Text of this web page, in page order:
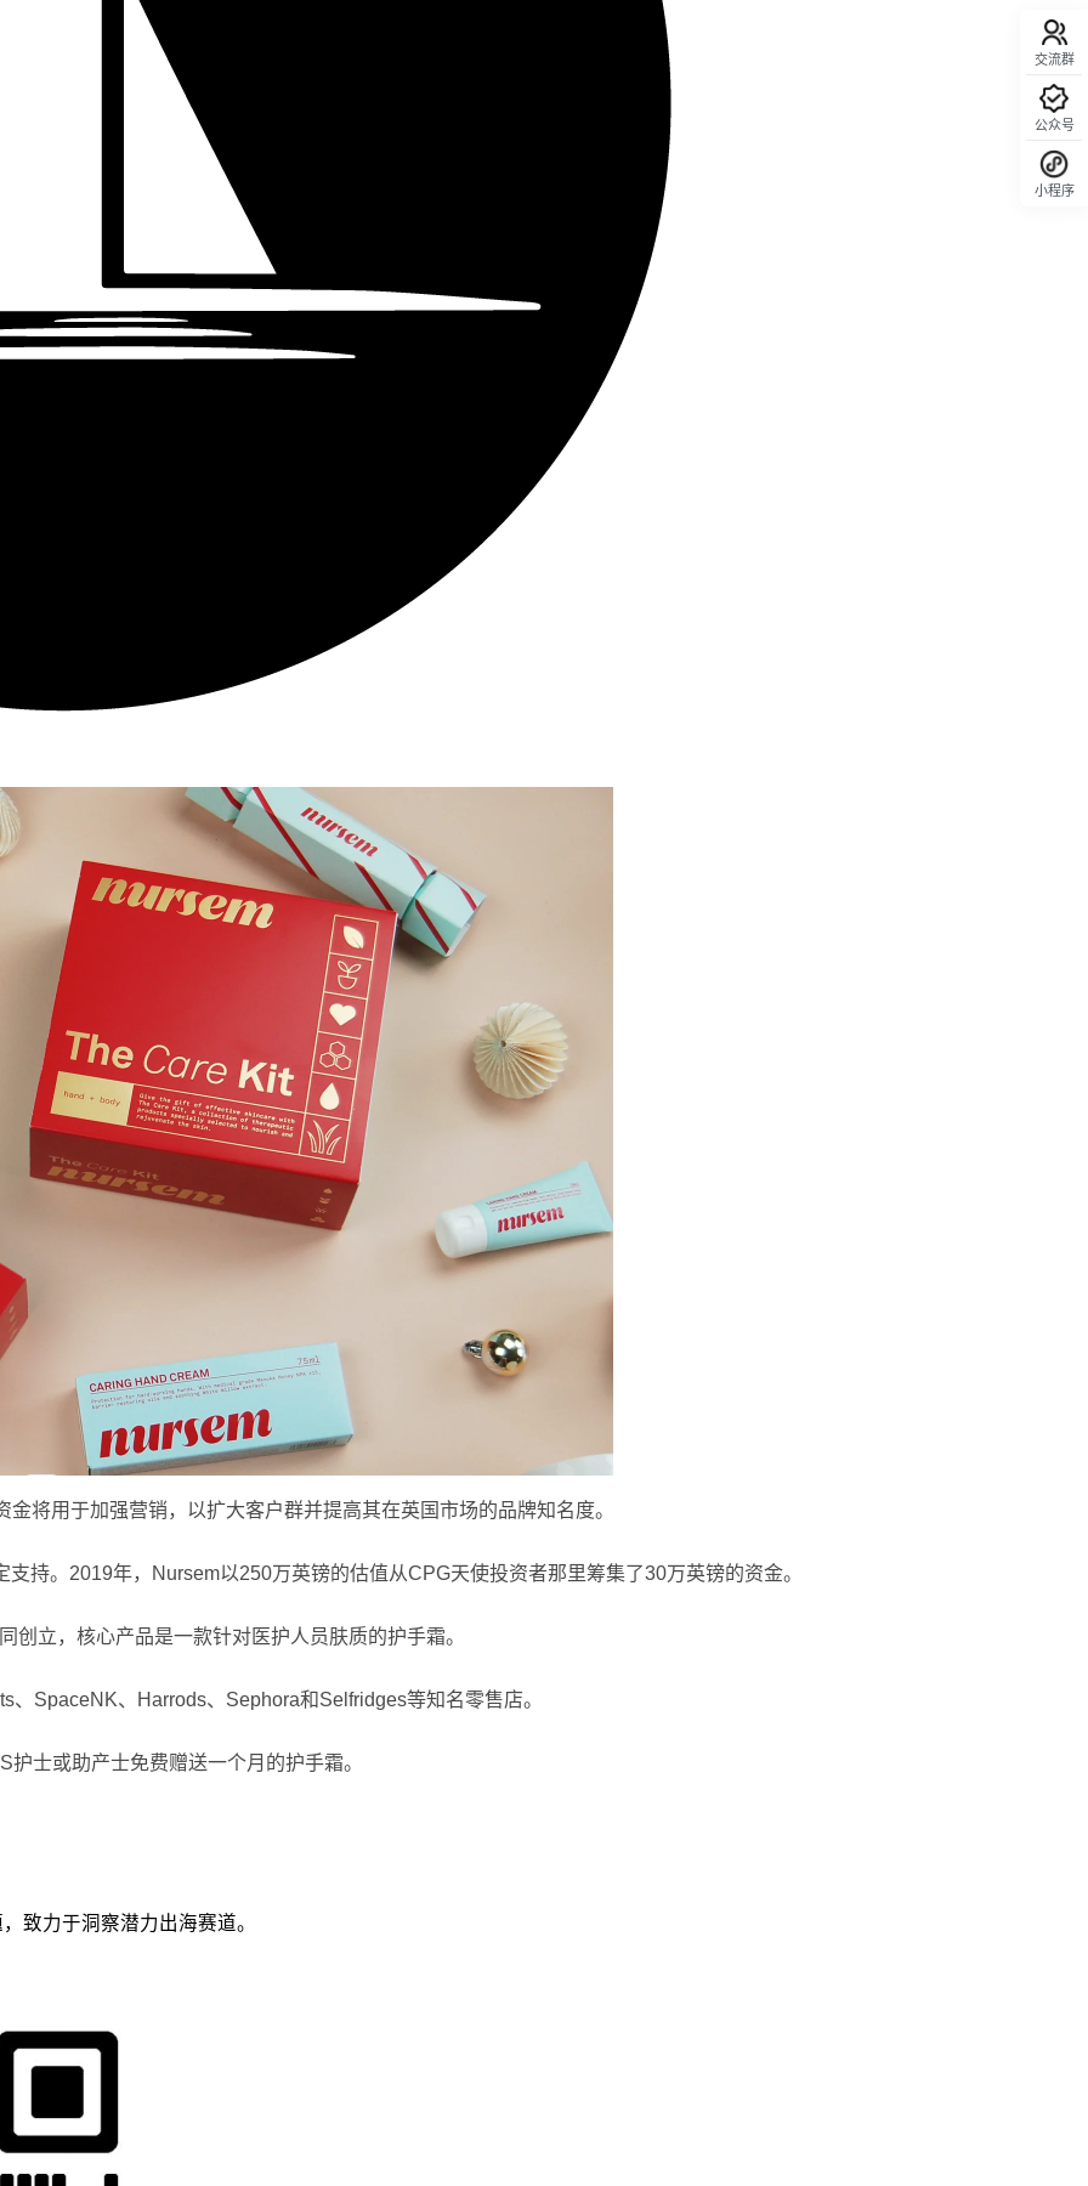
将用于加强营销，以扩大客户群并提高其在英国市场的品牌知名度。
持。2019年，Nursem以250万英镑的估值从CPG天使投资者那里筹集了30万英镑的资金。
立，核心产品是一款针对医护人员肤质的护手霜。
SpaceNK、Harrods、Sephora和Selfridges等知名零售店。
士或助产士免费赠送一个月的护手霜。
致力于洞察潜力出海赛道。
交流群
公众号
小程序